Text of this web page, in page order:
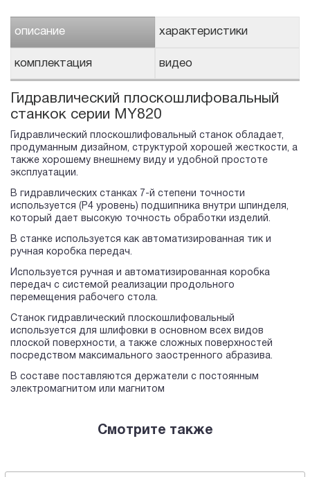
описание характеристики
комплектация видео
Гидравлический плоскошлифовальный
станкок серии MY820
Гидравлический плоскошлифовальный станок обладает,
продуманным дизайном, структурой хорошей жесткости, а
также хорошему внешнему виду и удобной простоте
эксплуатации.
В гидравлических станках 7-й степени точности
используется (Р4 уровень) подшипника внутри шпинделя,
который дает высокую точность обработки изделий.
В станке используется как автоматизированная тик и
ручная коробка передач.
Используется ручная и автоматизированная коробка
передач с системой реализации продольного
перемещения рабочего стола.
Станок гидравлический плоскошлифовальный
используется для шлифовки в основном всех видов
плоской поверхности, а также сложных поверхностей
посредством максимального заостренного абразива.
В составе поставляются держатели с постоянным
электромагнитом или магнитом
Смотрите также